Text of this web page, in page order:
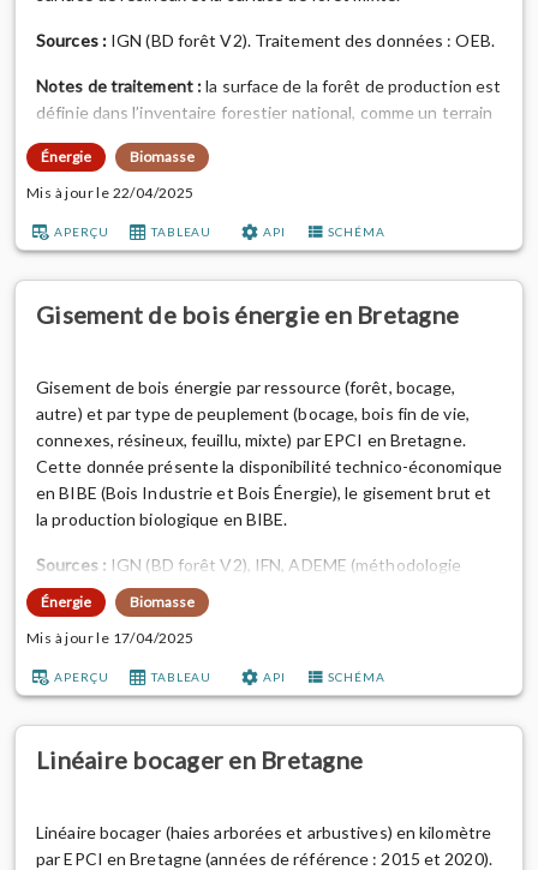
Sources :IGN (BD forêt V2). Traitement des données : OEB.
Notes de traitement :la surface de la forêt de production est
définie dans l’inventaire forestier national, comme un terrain
de superficie au moins égale à 50 ares et de largeur
supérieure ou égale à 20 m où croissent des arbres dont le
taux de couvert absolu est au moins égal à 10 % et pouvant
contient des e...
Énergie
Biomasse
Mis à jour le 22/04/2025
APERÇU TABLEAU API SCHÉMA
Gisement de bois énergie en Bretagne
Gisement de bois énergie par ressource (forêt, bocage,
autre) et par type de peuplement (bocage, bois fin de vie,
connexes, résineux, feuillu, mixte) par EPCI en Bretagne.
Cette donnée présente la disponibilité technico-économique
en BIBE (Bois Industrie et Bois Énergie), le gisement brut et
la production biologique en BIBE.
Sources : IGN (BD forêt V2), IFN, ADEME (méthodologie
Aldo). Traitement des données : OEB.
Notes de traitement :
pour les connexes et bois fin de vie.
Énergie
Biomasse
Mis à jour le 17/04/2025
APERÇU TABLEAU API SCHÉMA
Linéaire bocager en Bretagne
Linéaire bocager (haies arborées et arbustives) en kilomètre
par EPCI en Bretagne (années de référence : 2015 et 2020).